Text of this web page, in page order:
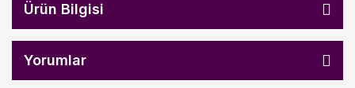
Ürün Bilgisi
Yorumlar